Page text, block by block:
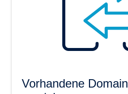
Vorhandene